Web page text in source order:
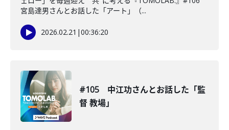
宮島達男さんとお話した「アート」（...
2026.02.21 |00:36:20
#105 中江功さんとお話した「監
督 教場」